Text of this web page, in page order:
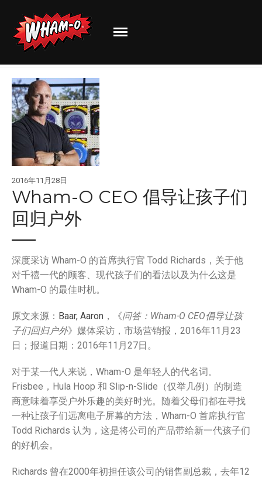
Aqua Force
Arctic Force
Boogieboard
Frisbee
Game Time
Giggle 'N Splash
Hacky Sack
Ooze Blaster
Wham-O
Go out and play!
2016年11月28日
Wham-O CEO 倡导让孩子们
回归户外
深度采访 Wham-O 的首席执行官 Todd Richards，关于他
对千禧一代的顾客、现代孩子们的看法以及为什么这是
Wham-O 的最佳时机。
原文来源： Baar, Aaron ，《问答：Wham-O CEO倡导让孩
子们回归户外》媒体采访，市场营销报，2016年11月23
日；报道日期：2016年11月27日。
对于某一代人来说，Wham-O 是年轻人的代名词。
Frisbee，Hula Hoop 和 Slip-n-Slide（仅举几例）的制造
商意味着享受户外乐趣的美好时光。随着父母们都在寻找
一种让孩子们远离电子屏幕的方法，Wham-O 首席执行官
Todd Richards 认为，这是将公司的产品带给新一代孩子们
的好机会。
Richards 曾在2000年初担任该公司的销售副总裁，去年12